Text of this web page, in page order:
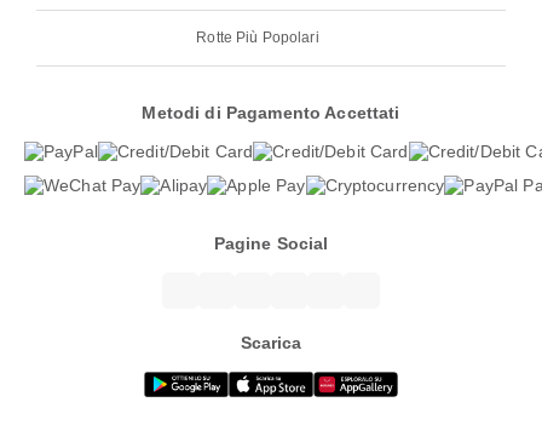
Rotte Più Popolari
Metodi di Pagamento Accettati
Pagine Social
Scarica